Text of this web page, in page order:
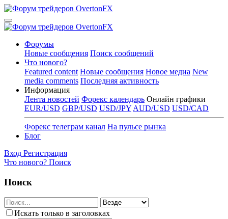
Форумы
Новые сообщения Поиск сообщений
Что нового?
Featured content Новые сообщения Новое медиа New
media comments Последняя активность
Информация
Лента новостей Форекс календарь Онлайн графики
EUR/USD GBP/USD USD/JPY AUD/USD USD/CAD
Форекс телеграм канал На пульсе рынка
Блог
Вход Регистрация
Что нового? Поиск
Поиск
Искать только в заголовках